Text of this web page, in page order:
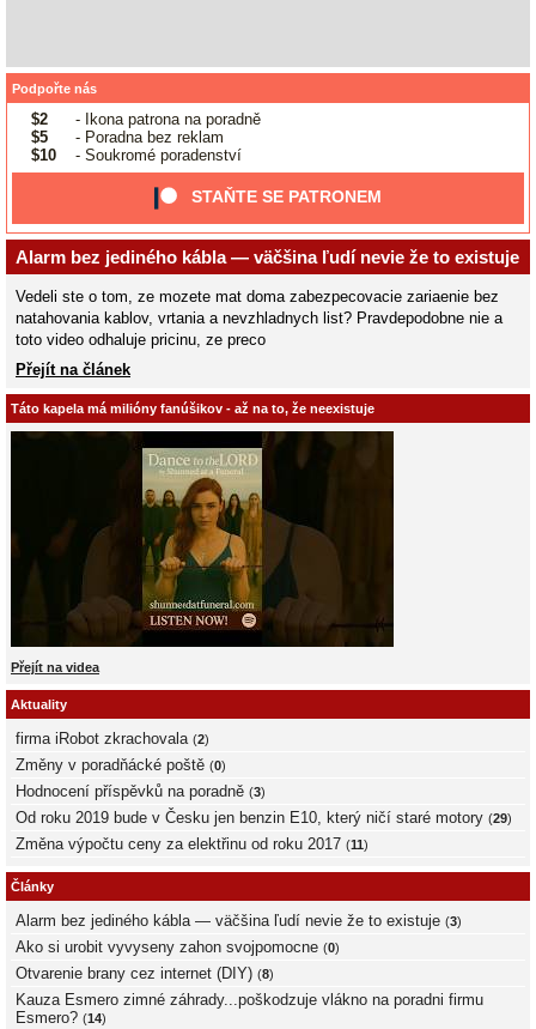
Podpořte nás
$2
- Ikona patrona na poradně
$5
- Poradna bez reklam
$10
- Soukromé poradenství
STAŇTE SE PATRONEM
Alarm bez jediného kábla — väčšina ľudí nevie že to existuje
Vedeli ste o tom, ze mozete mat doma zabezpecovacie zariaenie bez
natahovania kablov, vrtania a nevzhladnych list? Pravdepodobne nie a
toto video odhaluje pricinu, ze preco
Přejít na článek
Táto kapela má milióny fanúšikov - až na to, že neexistuje
Přejít na videa
Aktuality
firma iRobot zkrachovala (2)
Změny v poradňácké poště (0)
Hodnocení příspěvků na poradně (3)
Od roku 2019 bude v Česku jen benzin E10, který ničí staré motory (29)
Změna výpočtu ceny za elektřinu od roku 2017 (11)
Články
Alarm bez jediného kábla — väčšina ľudí nevie že to existuje (3)
Ako si urobit vyvyseny zahon svojpomocne (0)
Otvarenie brany cez internet (DIY) (8)
Kauza Esmero zimné záhrady...poškodzuje vlákno na poradni firmu
Esmero? (14)